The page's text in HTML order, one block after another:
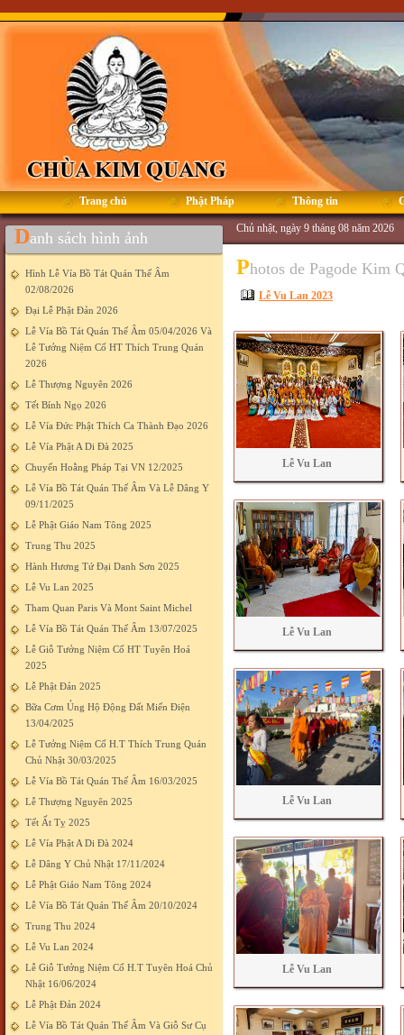
Trang chủ Phật Pháp Thông tin
Danh sách hình ảnh
Hình Lễ Vía Bồ Tát Quán Thế Âm
02/08/2026
Đại Lễ Phật Đản 2026
Lễ Vía Bồ Tát Quán Thế Âm 05/04/2026 Và
Lễ Tưởng Niệm Cố HT Thích Trung Quán
2026
Lễ Thượng Nguyên 2026
Tết Bính Ngọ 2026
Lễ Vía Đức Phật Thích Ca Thành Đạo 2026
Lễ Vía Phật A Di Đà 2025
Chuyến Hoằng Pháp Tại VN 12/2025
Lễ Vía Bồ Tát Quán Thế Âm Và Lễ Dâng Y
09/11/2025
Lễ Phật Giáo Nam Tông 2025
Trung Thu 2025
Hành Hương Tứ Đại Danh Sơn 2025
Lễ Vu Lan 2025
Tham Quan Paris Và Mont Saint Michel
Lễ Vía Bồ Tát Quán Thế Âm 13/07/2025
Lễ Giỗ Tưởng Niệm Cố HT Tuyên Hoá
2025
Lễ Phật Đản 2025
Bữa Cơm Ủng Hộ Động Đất Miến Điện
13/04/2025
Lễ Tưởng Niệm Cố H.T Thích Trung Quán
Chủ Nhật 30/03/2025
Lễ Vía Bồ Tát Quán Thế Âm 16/03/2025
Lễ Thượng Nguyên 2025
Tết Ất Tỵ 2025
Lễ Vía Phật A Di Đà 2024
Lễ Dâng Y Chủ Nhật 17/11/2024
Lễ Phật Giáo Nam Tông 2024
Lễ Vía Bồ Tát Quán Thế Âm 20/10/2024
Trung Thu 2024
Lễ Vu Lan 2024
Lễ Giỗ Tưởng Niệm Cố H.T Tuyên Hoá Chủ
Nhật 16/06/2024
Lễ Phật Đản 2024
Lễ Vía Bồ Tát Quán Thế Âm Và Giỗ Sư Cụ
Chủ nhật, ngày 9 tháng 08 năm 2026
Photos de Pagode Kim
Lễ Vu Lan 2023
Lễ Vu Lan
Lễ Vu Lan
Lễ Vu Lan
Lễ Vu Lan